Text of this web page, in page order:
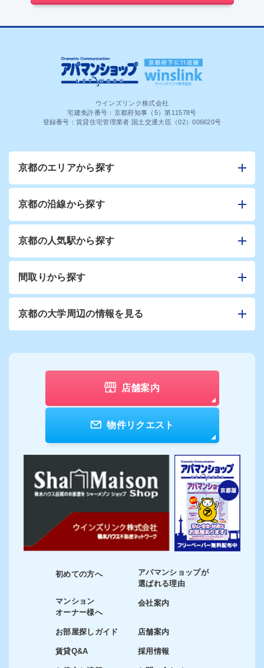
ウインズリンク株式会社
宅建免許番号：京都府知事（5）第11578号
登録番号：賃貸住宅管理業者 国土交通大臣（02）006620号
京都のエリアから探す
京都の沿線から探す
京都の人気駅から探す
間取りから探す
京都の大学周辺の情報を見る
店舗案内
物件リクエスト
初めての方へ
マンション
オーナー様へ
お部屋探しガイド
賃貸Q&A
アパマンショップが
選ばれる理由
会社案内
店舗案内
採用情報